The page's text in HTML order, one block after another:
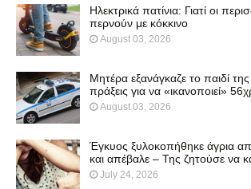
Ηλεκτρικά πατίνια: Γιατί οι
περνούν με κόκκινο
August 03, 2026
Μητέρα εξανάγκαζε το παιδί
πράξεις για να «ικανοποιεί»
August 03, 2026
Έγκυος ξυλοκοπήθηκε άγρια
και απέβαλε – Της ζητούσε να
July 24, 2026